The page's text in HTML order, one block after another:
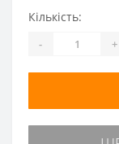
Кількість:
- +